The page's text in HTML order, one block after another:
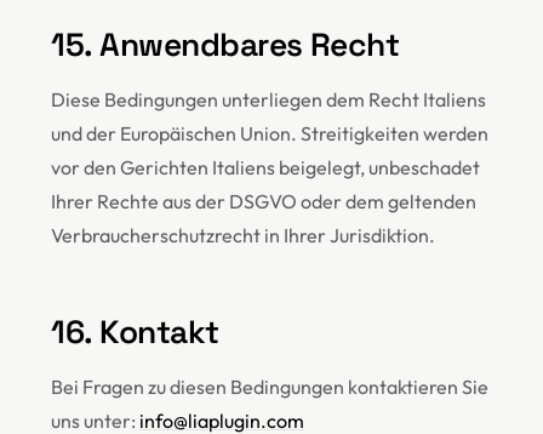
15. Anwendbares Recht
Diese Bedingungen unterliegen dem Recht Italiens
und der Europäischen Union. Streitigkeiten werden
vor den Gerichten Italiens beigelegt, unbeschadet
Ihrer Rechte aus der DSGVO oder dem geltenden
Verbraucherschutzrecht in Ihrer Jurisdiktion.
16. Kontakt
Bei Fragen zu diesen Bedingungen kontaktieren Sie
uns unter: info@liaplugin.com